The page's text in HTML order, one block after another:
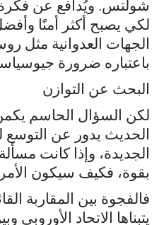
شولتس. ويُدافع عن فكرة
لكي يصبح أكثر أمنًا
الجهات العدوانية مثل
باعتباره ضرورة
البحث عن التوازن
لكن السؤال الحاسم يكمن
الحديث يدور عن التوسع
الجديدة، وإذا كانت
بقوة، فكيف سيكون الأمر
فالفجوة بين المقاربة
يتبناها الاتحاد الأوروبي